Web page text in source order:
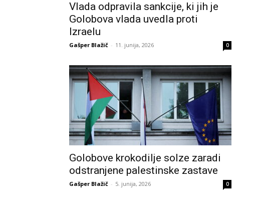
Vlada odpravila sankcije, ki jih je
Golobova vlada uvedla proti
Izraelu
Gašper Blažič - 11. junija, 2026 0
Golobove krokodilje solze zaradi
odstranjene palestinske zastave
Gašper Blažič - 5. junija, 2026 0